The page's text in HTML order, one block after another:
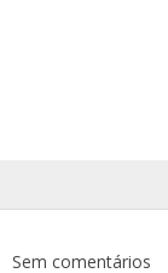
Sem comentários